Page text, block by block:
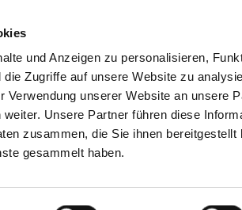
und Anzeigen zu personalisieren,
Zugriffe auf unsere Website zu
Verwendung unserer Website an unsere
Unsere Partner führen diese
zusammen, die Sie ihnen bereitgestellt
gesammelt haben.
Schützen &
Entwickeln
Lernen &